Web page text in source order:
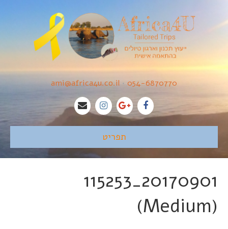
054-6870770
•
ami@africa4u.co.il
תפריט
20170901_115253
(Medium)